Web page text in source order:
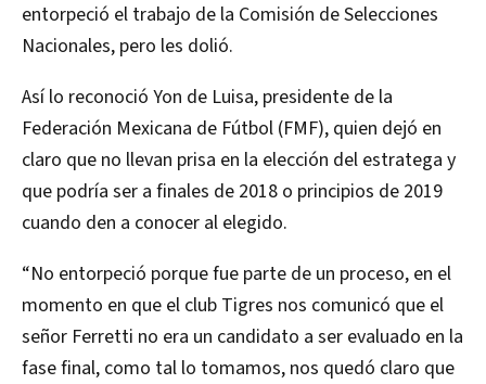
entorpeció el trabajo de la Comisión de Selecciones
Nacionales, pero les dolió.
Así lo reconoció Yon de Luisa, presidente de la
Federación Mexicana de Fútbol (FMF), quien dejó en
claro que no llevan prisa en la elección del estratega y
que podría ser a finales de 2018 o principios de 2019
cuando den a conocer al elegido.
“No entorpeció porque fue parte de un proceso, en el
momento en que el club Tigres nos comunicó que el
señor Ferretti no era un candidato a ser evaluado en la
fase final, como tal lo tomamos, nos quedó claro que